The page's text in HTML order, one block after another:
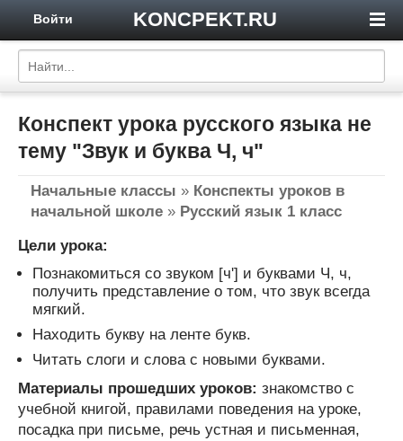
KONCPEKT.RU
Войти
Конспект урока русского языка не
тему "Звук и буква Ч, ч"
Начальные классы » Конспекты уроков в
начальной школе » Русский язык 1 класс
Цели урока:
Познакомиться со звуком [ч'] и буквами Ч, ч,
получить представление о том, что звук всегда
мягкий.
Находить букву на ленте букв.
Читать слоги и слова с новыми буквами.
Материалы прошедших уроков: знакомство с
учебной книгой, правилами поведения на уроке,
посадка при письме, речь устная и письменная,